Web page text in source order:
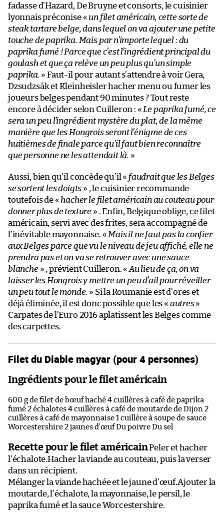
fadasse d’Hazard, De Bruyne et consorts, le cuisinier
lyonnais préconise «un filet américain, cette sorte de
steak tartare belge, dans lequel on va ajouter une petite
touche de paprika. Mais par n’importe lequel : du
paprika fumé ! Parce que c’est l’ingrédient principal du
goulash et que ça relève un peu plus qu’un simple
paprika. » Faut-il pour autant s’attendre à voir Gera,
Dzsudzsák et Kleinheisler hacher menu ou fumer les
joueurs belges pendant 90 minutes ? Tout reste
encore à décider selon Cuilleron : « Le paprika fumé, ce
sera un peu l’ingrédient mystère du plat, de la même
manière que les Hongrois seront l’énigme de ces
huitièmes de finale parce qu’il faut bien reconnaître
que personne ne les attendait là. »
Aussi, bien qu’il concède qu’il « faudrait que les Belges
se sortent les doigts » , le cuisinier recommande
toutefois de « hacher le filet américain au couteau pour
donner plus de texture » . Enfin, Belgique oblige, ce filet
américain, servi avec des frites, sera accompagné de
l’inévitable mayonnaise. « Mais il ne faut pas la confier
aux Belges parce que vu le niveau de jeu affiché, elle ne
prendra pas et on va se retrouver avec une sauce
blanche» , prévient Cuilleron. « Au lieu de ça, on va
laisser les Hongrois y mettre un peu d’ail pour réveiller
un peu tout le monde. » Si la Roumanie est d’ores et
déjà éliminée, il est donc possible que les « autres»
Carpates de l’Euro 2016 aplatissent les Belges comme
des carpettes.
Filet du Diable magyar (pour 4 personnes)
Ingrédients pour le filet américain
600 g de filet de bœuf haché 4 cuillères à café de paprika
fumé 2 échalotes 4 cuillères à café de moutarde de Dijon 2
cuillères à café de mayonnaise 1 cuillère à soupe de sauce
Worcestershire 2 jaunes d’œuf Du poivre Du sel
Recette pour le filet américainPeler et hacher
l’échalote.Hacher la viande au couteau, puis la verser
dans un récipient.
Mélanger la viande hachée et le jaune d’œuf.Ajouter la
moutarde, l’échalote, la mayonnaise, le persil, le
paprika fumé et la sauce Worcestershire.